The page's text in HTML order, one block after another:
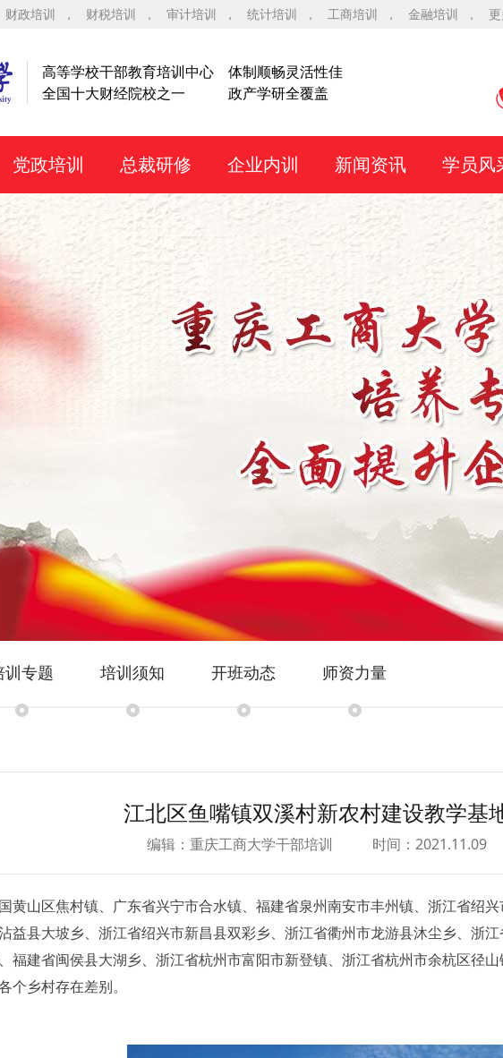
财政培训 ， 财税培训 ， 审计培训 ， 统计培训 ， 工商培训 ， 金融培训 ，
高等学校干部教育培训中心
体制顺畅灵活性佳
全国十大财经院校之一
政产学研全覆盖
党政培训 总裁研修 企业内训 新闻资讯 学员风
训专题 培训须知 开班动态 师资力量
江北区鱼嘴镇双溪村新农村建设教学基
编辑：重庆工商大学干部培训 时间：2021.11.09
山区焦村镇、广东省兴宁市合水镇、福建省泉州南安市丰州镇、浙江省绍
益县大坡乡、浙江省绍兴市新昌县双彩乡、浙江省衢州市龙游县沐尘乡、浙
福建省闽侯县大湖乡、浙江省杭州市富阳市新登镇、浙江省杭州市余杭区径
个乡村存在差别。